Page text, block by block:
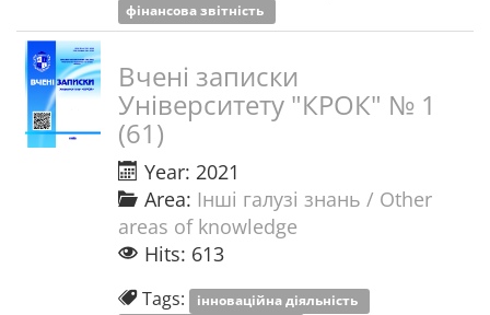
фінансова звітність
Вчені записки
Університету "КРОК" № 1
(61)
Year: 2021
Area: Інші галузі знань / Other
areas of knowledge
Hits: 613
Tags: інноваційна діяльність